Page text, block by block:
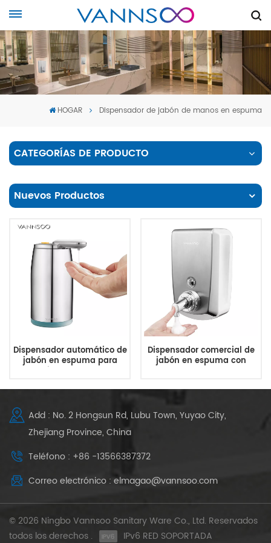
HOGAR Dispensador de jabón de manos en espuma
CATEGORÍAS DE PRODUCTO
Nuevos Productos
Dispensador automático de
jabón en espuma para
encimera de baño
Dispensador comercial de
jabón en espuma con
Add : No. 2 Hongsun Rd, Lubu Town, Yuyao City,
Zhejiang Province, China
Teléfono : +86 -13566387372
Correo electrónico : elmagao@vannsoo.com
© 2026 Ningbo Vannsoo Sanitary Ware Co., Ltd. Reservados
todos los derechos .
IPv6 RED SOPORTADA